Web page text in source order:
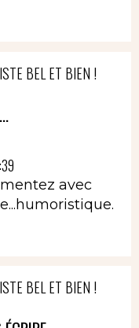
BEL ET BIEN !
avec
BEL ET BIEN !